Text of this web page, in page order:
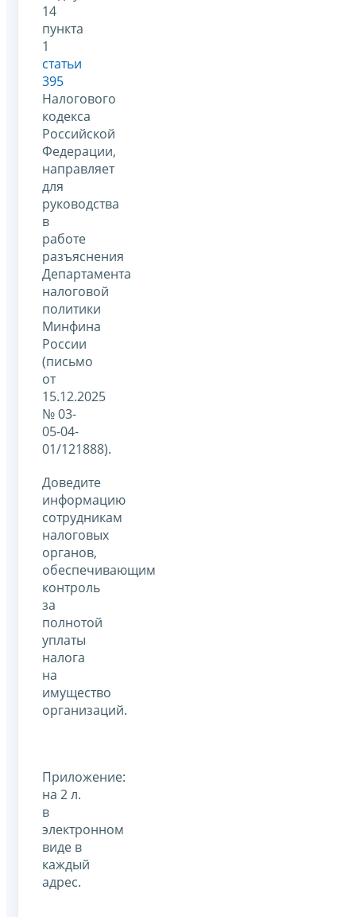
14
пункта
1
статьи
395
Налогового
кодекса
Российской
Федерации,
направляет
для
руководства
в
работе
разъяснения
Департамента
налоговой
политики
Минфина
России
(письмо
от
15.12.2025
№ 03-
05-04-
01/121888).
Доведите
информацию
сотрудникам
налоговых
органов,
обеспечивающим
контроль
за
полнотой
уплаты
налога
на
имущество
организаций.
Приложение:
на 2 л.
в
электронном
виде в
каждый
адрес.